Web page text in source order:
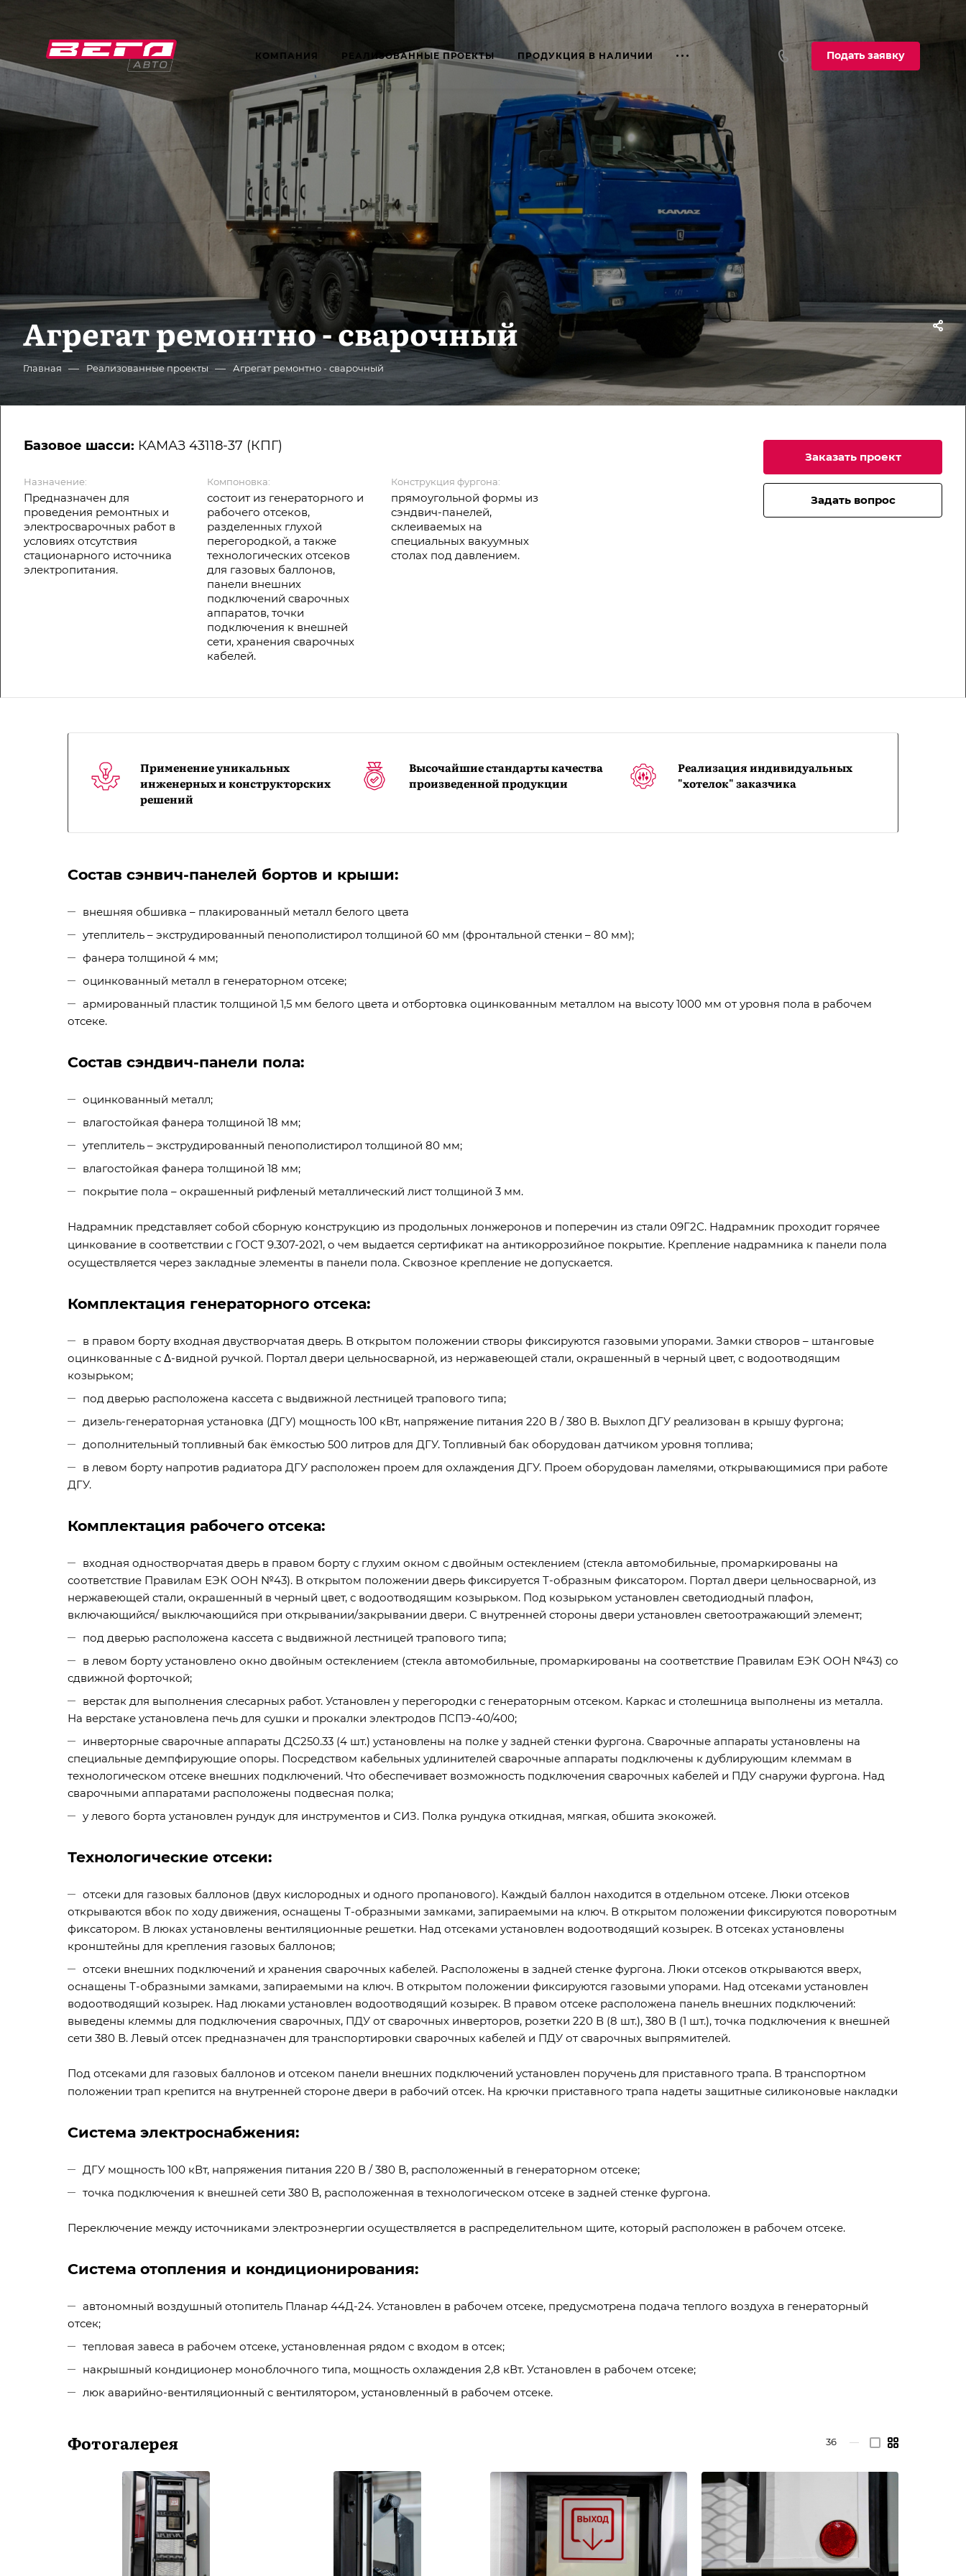
КОМПАНИЯ РЕАЛИЗОВАННЫЕ ПРОЕКТЫ ПРОДУКЦИЯ В НАЛИЧИИ Подать заявку
Агрегат ремонтно - сварочный
Главная — Реализованные проекты — Агрегат ремонтно - сварочный
Базовое шасси: КАМАЗ 43118-37 (КПГ)
Назначение:
Предназначен для
проведения ремонтных и
электросварочных работ в
условиях отсутствия
стационарного источника
электропитания.
Компоновка:
состоит из генераторного и
рабочего отсеков,
разделенных глухой
перегородкой, а также
технологических отсеков
для газовых баллонов,
панели внешних
подключений сварочных
аппаратов, точки
подключения к внешней
сети, хранения сварочных
кабелей.
Конструкция фургона:
прямоугольной формы из
сэндвич-панелей,
склеиваемых на
специальных вакуумных
столах под давлением.
Заказать проект
Задать вопрос
Применение уникальных
инженерных и конструкторских
решений
Высочайшие стандарты качества
произведенной продукции
Реализация индивидуальных
"хотелок" заказчика
Состав сэнвич-панелей бортов и крыши:
внешняя обшивка – плакированный металл белого цвета
утеплитель – экструдированный пенополистирол толщиной 60 мм (фронтальной стенки – 80 мм);
фанера толщиной 4 мм;
оцинкованный металл в генераторном отсеке;
армированный пластик толщиной 1,5 мм белого цвета и отбортовка оцинкованным металлом на высоту 1000 мм от уровня пола в рабочем
отсеке.
Состав сэндвич-панели пола:
оцинкованный металл;
влагостойкая фанера толщиной 18 мм;
утеплитель – экструдированный пенополистирол толщиной 80 мм;
влагостойкая фанера толщиной 18 мм;
покрытие пола – окрашенный рифленый металлический лист толщиной 3 мм.
Надрамник представляет собой сборную конструкцию из продольных лонжеронов и поперечин из стали 09Г2С. Надрамник проходит горячее
цинкование в соответствии с ГОСТ 9.307-2021, о чем выдается сертификат на антикоррозийное покрытие. Крепление надрамника к панели пола
осуществляется через закладные элементы в панели пола. Сквозное крепление не допускается.
Комплектация генераторного отсека:
в правом борту входная двустворчатая дверь. В открытом положении створы фиксируются газовыми упорами. Замки створов – штанговые
оцинкованные с Δ-видной ручкой. Портал двери цельносварной, из нержавеющей стали, окрашенный в черный цвет, с водоотводящим
козырьком;
под дверью расположена кассета с выдвижной лестницей трапового типа;
дизель-генераторная установка (ДГУ) мощность 100 кВт, напряжение питания 220 В / 380 В. Выхлоп ДГУ реализован в крышу фургона;
дополнительный топливный бак ёмкостью 500 литров для ДГУ. Топливный бак оборудован датчиком уровня топлива;
в левом борту напротив радиатора ДГУ расположен проем для охлаждения ДГУ. Проем оборудован ламелями, открывающимися при работе
ДГУ.
Комплектация рабочего отсека:
входная одностворчатая дверь в правом борту с глухим окном с двойным остеклением (стекла автомобильные, промаркированы на
соответствие Правилам ЕЭК ООН №43). В открытом положении дверь фиксируется Т-образным фиксатором. Портал двери цельносварной, из
нержавеющей стали, окрашенный в черный цвет, с водоотводящим козырьком. Под козырьком установлен светодиодный плафон,
включающийся/ выключающийся при открывании/закрывании двери. С внутренней стороны двери установлен светоотражающий элемент;
под дверью расположена кассета с выдвижной лестницей трапового типа;
в левом борту установлено окно двойным остеклением (стекла автомобильные, промаркированы на соответствие Правилам ЕЭК ООН №43) со
сдвижной форточкой;
верстак для выполнения слесарных работ. Установлен у перегородки с генераторным отсеком. Каркас и столешница выполнены из металла.
На верстаке установлена печь для сушки и прокалки электродов ПСПЭ-40/400;
инверторные сварочные аппараты ДС250.33 (4 шт.) установлены на полке у задней стенки фургона. Сварочные аппараты установлены на
специальные демпфирующие опоры. Посредством кабельных удлинителей сварочные аппараты подключены к дублирующим клеммам в
технологическом отсеке внешних подключений. Что обеспечивает возможность подключения сварочных кабелей и ПДУ снаружи фургона. Над
сварочными аппаратами расположены подвесная полка;
у левого борта установлен рундук для инструментов и СИЗ. Полка рундука откидная, мягкая, обшита экокожей.
Технологические отсеки:
отсеки для газовых баллонов (двух кислородных и одного пропанового). Каждый баллон находится в отдельном отсеке. Люки отсеков
открываются вбок по ходу движения, оснащены Т-образными замками, запираемыми на ключ. В открытом положении фиксируются поворотным
фиксатором. В люках установлены вентиляционные решетки. Над отсеками установлен водоотводящий козырек. В отсеках установлены
кронштейны для крепления газовых баллонов;
отсеки внешних подключений и хранения сварочных кабелей. Расположены в задней стенке фургона. Люки отсеков открываются вверх,
оснащены Т-образными замками, запираемыми на ключ. В открытом положении фиксируются газовыми упорами. Над отсеками установлен
водоотводящий козырек. Над люками установлен водоотводящий козырек. В правом отсеке расположена панель внешних подключений:
выведены клеммы для подключения сварочных, ПДУ от сварочных инверторов, розетки 220 В (8 шт.), 380 В (1 шт.), точка подключения к внешней
сети 380 В. Левый отсек предназначен для транспортировки сварочных кабелей и ПДУ от сварочных выпрямителей.
Под отсеками для газовых баллонов и отсеком панели внешних подключений установлен поручень для приставного трапа. В транспортном
положении трап крепится на внутренней стороне двери в рабочий отсек. На крючки приставного трапа надеты защитные силиконовые накладки
Система электроснабжения:
ДГУ мощность 100 кВт, напряжения питания 220 В / 380 В, расположенный в генераторном отсеке;
точка подключения к внешней сети 380 В, расположенная в технологическом отсеке в задней стенке фургона.
Переключение между источниками электроэнергии осуществляется в распределительном щите, который расположен в рабочем отсеке.
Система отопления и кондиционирования:
автономный воздушный отопитель Планар 44Д-24. Установлен в рабочем отсеке, предусмотрена подача теплого воздуха в генераторный
отсек;
тепловая завеса в рабочем отсеке, установленная рядом с входом в отсек;
накрышный кондиционер моноблочного типа, мощность охлаждения 2,8 кВт. Установлен в рабочем отсеке;
люк аварийно-вентиляционный с вентилятором, установленный в рабочем отсеке.
Фотогалерея 36 —